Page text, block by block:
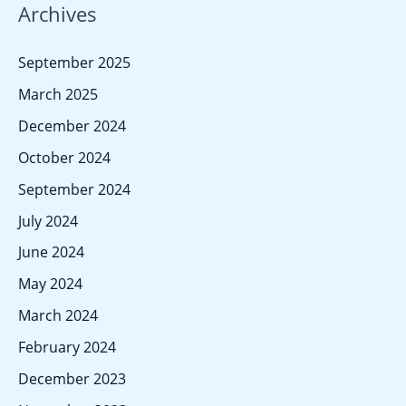
r
c
r
:
Archives
September 2025
March 2025
December 2024
October 2024
September 2024
July 2024
June 2024
May 2024
March 2024
February 2024
December 2023